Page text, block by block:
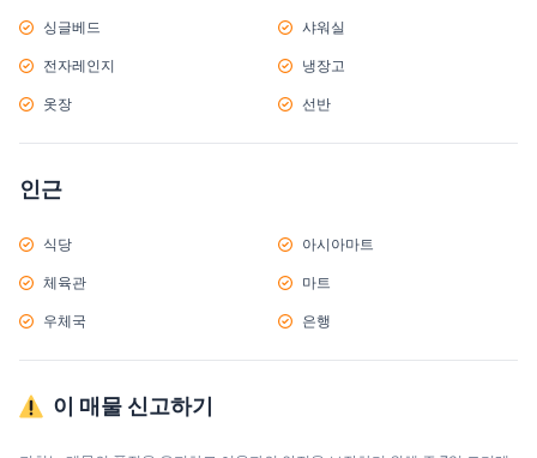
싱글베드 샤워실
전자레인지 냉장고
옷장 선반
인근
식당 아시아마트
체육관 마트
우체국 은행
이 매물 신고하기